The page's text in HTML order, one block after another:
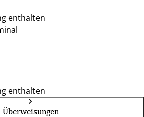
enthalten
enthalten
Überweisungen